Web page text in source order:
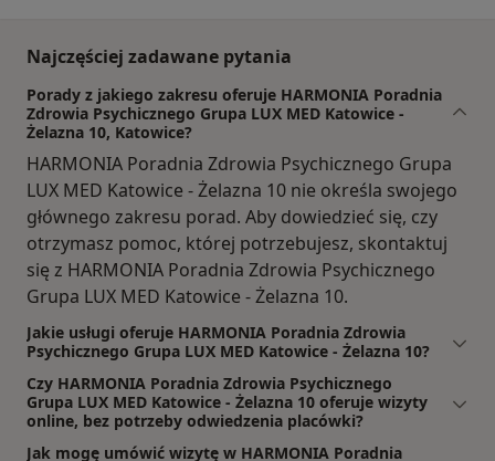
Najczęściej zadawane pytania
Porady z jakiego zakresu oferuje HARMONIA Poradnia
Zdrowia Psychicznego Grupa LUX MED Katowice -
Żelazna 10, Katowice?
HARMONIA Poradnia Zdrowia Psychicznego Grupa
LUX MED Katowice - Żelazna 10 nie określa swojego
głównego zakresu porad. Aby dowiedzieć się, czy
otrzymasz pomoc, której potrzebujesz, skontaktuj
się z HARMONIA Poradnia Zdrowia Psychicznego
Grupa LUX MED Katowice - Żelazna 10.
Jakie usługi oferuje HARMONIA Poradnia Zdrowia
Psychicznego Grupa LUX MED Katowice - Żelazna 10?
Czy HARMONIA Poradnia Zdrowia Psychicznego
Grupa LUX MED Katowice - Żelazna 10 oferuje wizyty
online, bez potrzeby odwiedzenia placówki?
Jak mogę umówić wizytę w HARMONIA Poradnia